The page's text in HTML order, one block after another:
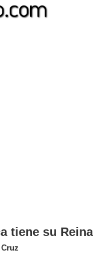
tiene su